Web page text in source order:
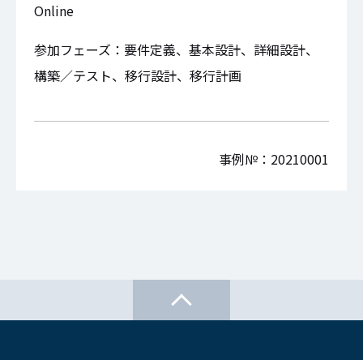
Online
参加フェーズ：要件定義、基本設計、詳細設計、
構築／テスト、移行設計、移行計画
事例№：20210001